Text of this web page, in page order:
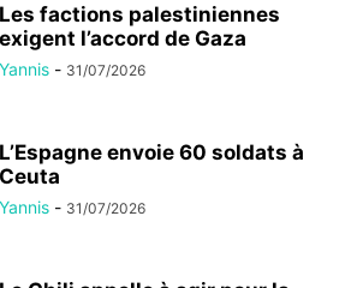
Les factions palestiniennes
exigent l’accord de Gaza
Yannis - 31/07/2026
L’Espagne envoie 60 soldats à
Ceuta
Yannis - 31/07/2026